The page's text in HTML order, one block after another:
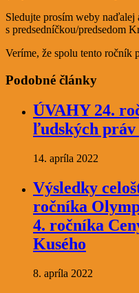
Sledujte prosím weby naďalej
s predsedníčkou/predsedom
Veríme, že spolu tento ročník
Podobné články
ÚVAHY 24.
ľudských práv
14. apríla 2022
Výsledky
ročníka
4. ročníka
Kusého
8. apríla 2022